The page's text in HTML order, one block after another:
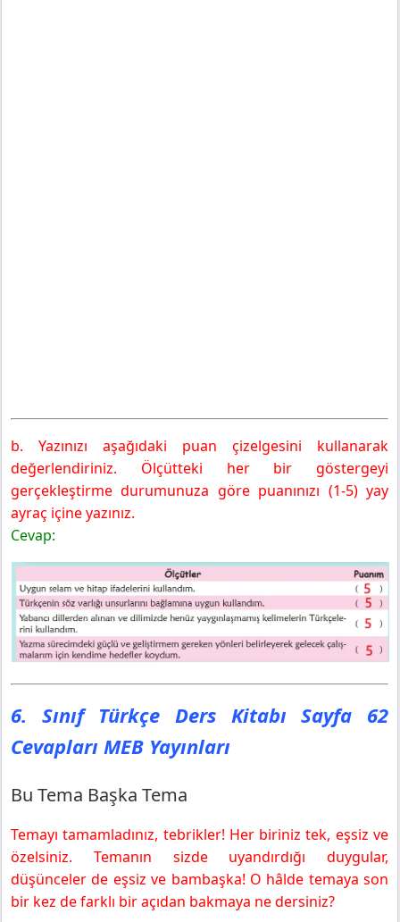
b. Yazınızı aşağıdaki puan çizelgesini kullanarak
değerlendiriniz. Ölçütteki her bir göstergeyi
gerçekleştirme durumunuza göre puanınızı (1-5) yay
ayraç içine yazınız.
Cevap:
6. Sınıf Türkçe Ders Kitabı Sayfa 62
Cevapları MEB Yayınları
Bu Tema Başka Tema
Temayı tamamladınız, tebrikler! Her biriniz tek, eşsiz ve
özelsiniz. Temanın sizde uyandırdığı duygular,
düşünceler de eşsiz ve bambaşka! O hâlde temaya son
bir kez de farklı bir açıdan bakmaya ne dersiniz?